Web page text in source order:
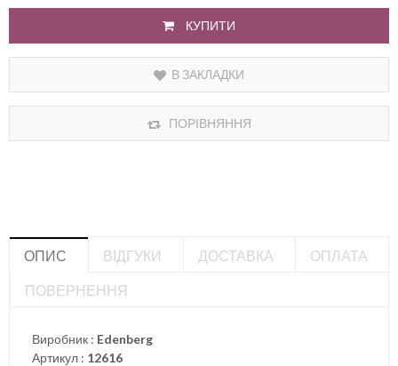
КУПИТИ
В ЗАКЛАДКИ
ПОРІВНЯННЯ
ОПИС ВІДГУКИ ДОСТАВКА
ОПЛАТА
ПОВЕРНЕННЯ
Виробник : Edenberg
Артикул : 12616